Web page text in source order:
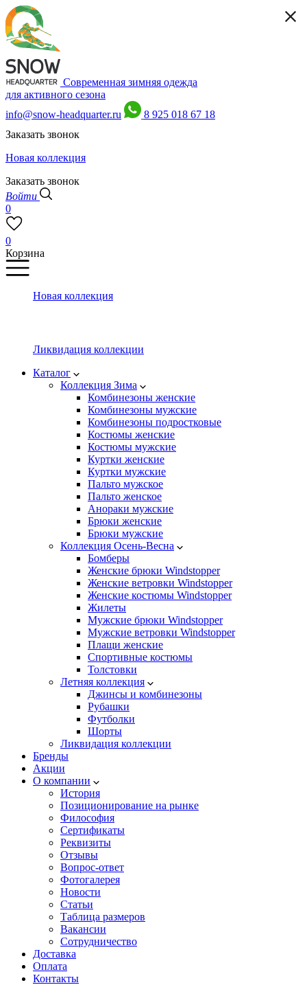
Современная зимняя одежда
для активного сезона
info@snow-headquarter.ru
8 925 018 67 18
Заказать звонок
Новая коллекция
Заказать звонок
Войти
0
0
Корзина
Новая коллекция
Ликвидация коллекции
Каталог
Коллекция Зима
Комбинезоны женские
Комбинезоны мужские
Комбинезоны подростковые
Костюмы женские
Костюмы мужские
Куртки женские
Куртки мужские
Пальто мужское
Пальто женское
Анораки мужские
Брюки женские
Брюки мужские
Коллекция Осень-Весна
Бомберы
Женские брюки Windstopper
Женские ветровки Windstopper
Женские костюмы Windstopper
Жилеты
Мужские брюки Windstopper
Мужские ветровки Windstopper
Плащи женские
Спортивные костюмы
Толстовки
Летняя коллекция
Джинсы и комбинезоны
Рубашки
Футболки
Шорты
Ликвидация коллекции
Бренды
Акции
О компании
История
Позиционирование на рынке
Философия
Сертификаты
Реквизиты
Отзывы
Вопрос-ответ
Фотогалерея
Новости
Статьи
Таблица размеров
Вакансии
Сотрудничество
Доставка
Оплата
Контакты